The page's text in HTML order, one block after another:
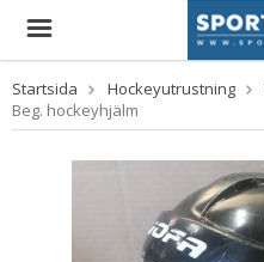
Startsida Hockeyutrustning
Beg. hockeyhjälm